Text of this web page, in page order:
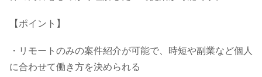
【ポイント】
・リモートのみの案件紹介が可能で、時短や副業など個人
に合わせて働き方を決められる